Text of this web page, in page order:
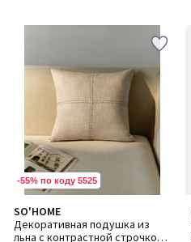
-55% по коду 5525
SO'HOME
Декоративная подушка из
льна с контрастной строчкой,